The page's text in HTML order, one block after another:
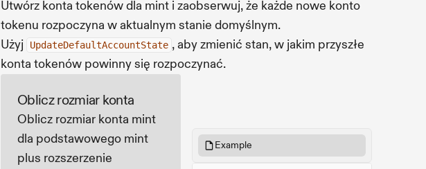
Utwórz konta tokenów dla mint i zaobserwuj, że każde nowe konto
tokenu rozpoczyna w aktualnym stanie domyślnym.
Użyj
UpdateDefaultAccountState , aby zmienić stan, w jakim przyszłe
konta tokenów powinny się rozpoczynać.
Oblicz rozmiar konta
Oblicz rozmiar konta mint
dla podstawowego mint
plus rozszerzenie
Example